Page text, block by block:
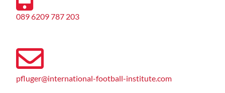
089 6209 787 203
pfluger@international-football-institute.com